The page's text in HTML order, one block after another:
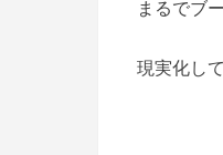
まるでブ
現実化し